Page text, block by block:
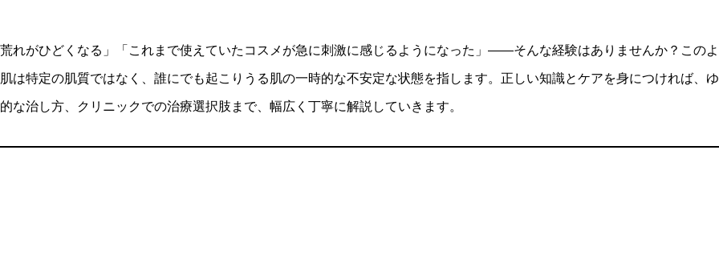
れがひどくなる」「これまで使えていたコスメが急に刺激に感じるようになった」――そんな経験はありませんか？このよ
は特定の肌質ではなく、誰にでも起こりうる肌の一時的な不安定な状態を指します。正しい知識とケアを身につければ、ゆ
治し方、クリニックでの治療選択肢まで、幅広く丁寧に解説していきます。